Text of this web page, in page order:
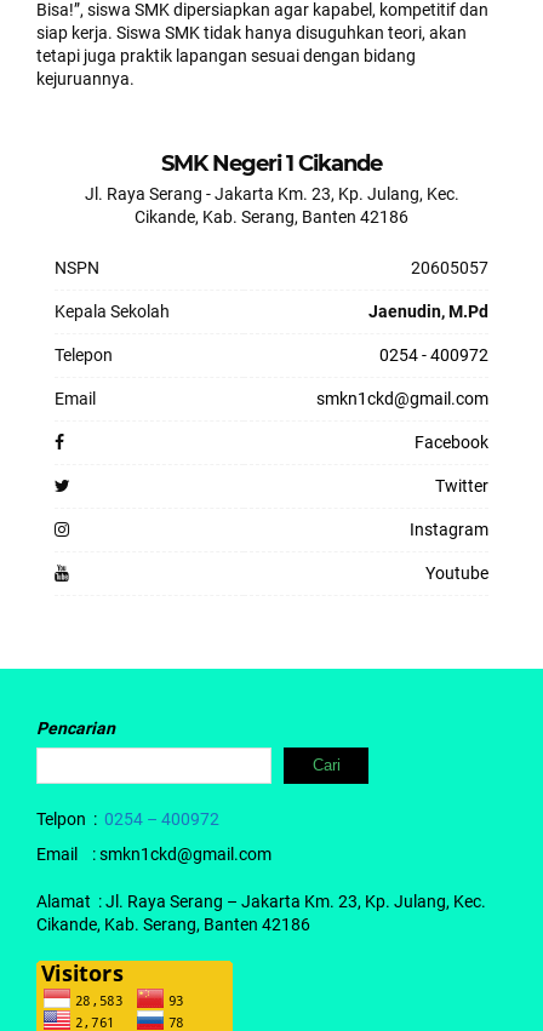
Bisa!”, siswa SMK dipersiapkan agar kapabel, kompetitif dan
siap kerja. Siswa SMK tidak hanya disuguhkan teori, akan
tetapi juga praktik lapangan sesuai dengan bidang
kejuruannya.
SMK Negeri 1 Cikande
Jl. Raya Serang - Jakarta Km. 23, Kp. Julang, Kec.
Cikande, Kab. Serang, Banten 42186
NSPN 20605057
Kepala Sekolah Jaenudin, M.Pd
Telepon 0254 - 400972
Email smkn1ckd@gmail.com
Facebook
Twitter
Instagram
Youtube
Pencarian
Cari
Telpon : 0254 – 400972
Email : smkn1ckd@gmail.com
Alamat : Jl. Raya Serang – Jakarta Km. 23, Kp. Julang, Kec.
Cikande, Kab. Serang, Banten 42186